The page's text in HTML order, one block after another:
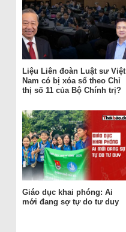
Liệu Liên đoàn Luật sư Việt
Nam có bị xóa sổ theo Chỉ
thị số 11 của Bộ Chính trị?
Giáo dục khai phóng: Ai
mới đang sợ tự do tư duy